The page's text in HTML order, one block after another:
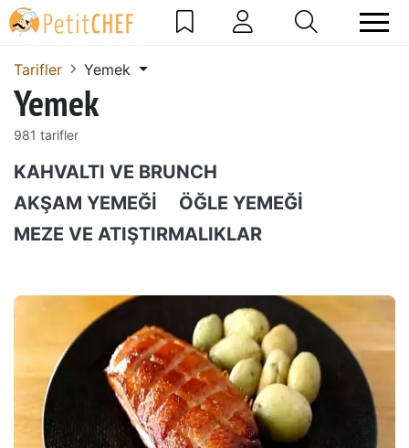
Tarifler Yemek
Yemek
981 tarifler
KAHVALTI VE BRUNCH
AKŞAM YEMEĞI
ÖĞLE YEMEĞI
MEZE VE ATIŞTIRMALIKLAR